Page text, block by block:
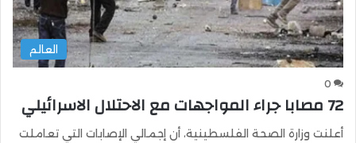
العالم
0
72 مصابا جراء المواجهات مع الاحتلال الاسرائيلي
أعلنت وزارة الصحة الفلسطينية، أن إجمالي الإصابات التي تعاملت